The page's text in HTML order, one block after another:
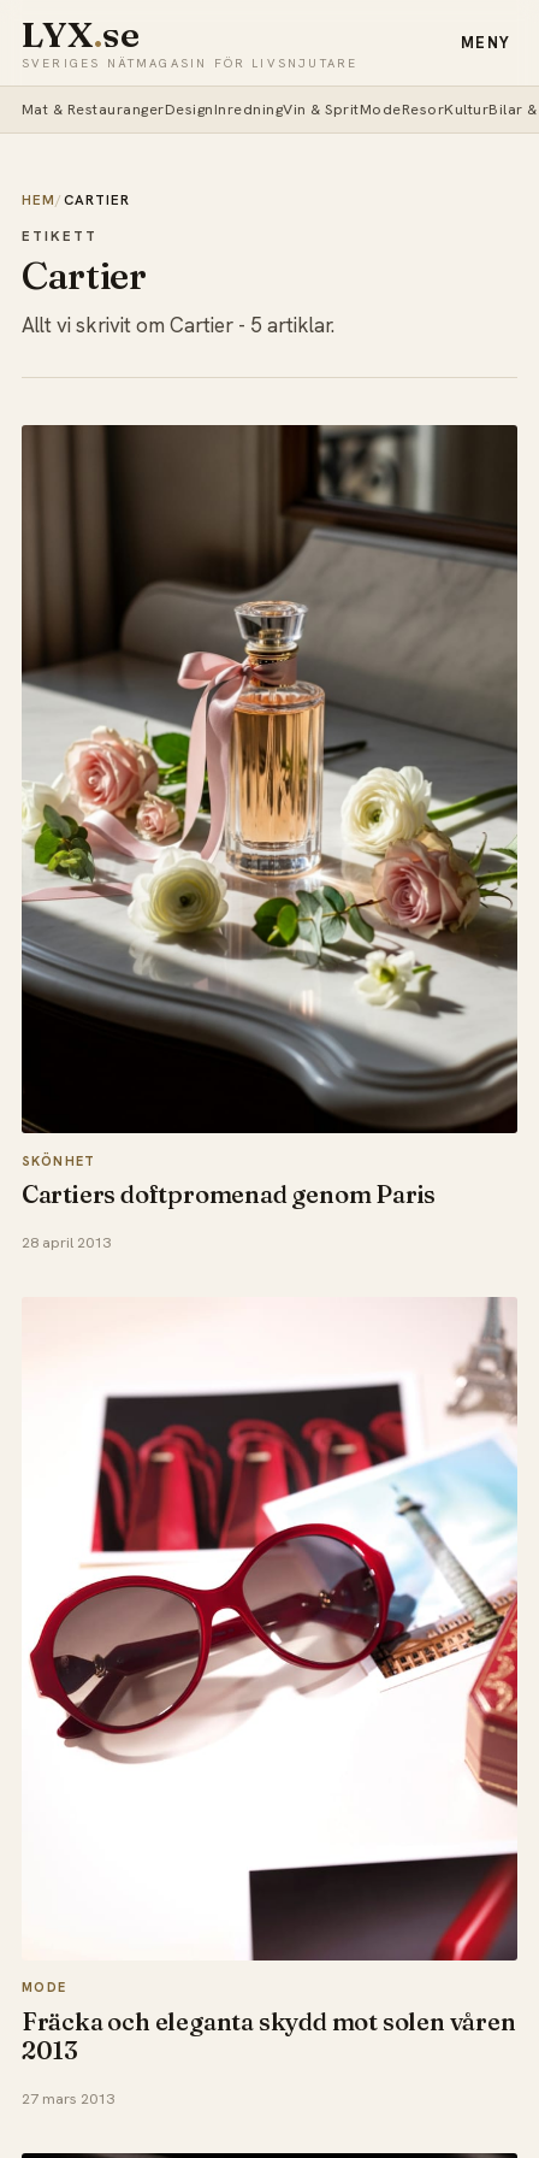
LYX.se
SVERIGES NÄTMAGASIN FÖR LIVSNJUTARE
MENY
Mat & RestaurangerDesignInredningVin & SpritModeResorKulturBilar
HEM / CARTIER
ETIKETT
Cartier
Allt vi skrivit om Cartier - 5 artiklar.
SKÖNHET
Cartiers doftpromenad genom Paris
28 april 2013
MODE
Fräcka och eleganta skydd mot solen våren
2013
27 mars 2013